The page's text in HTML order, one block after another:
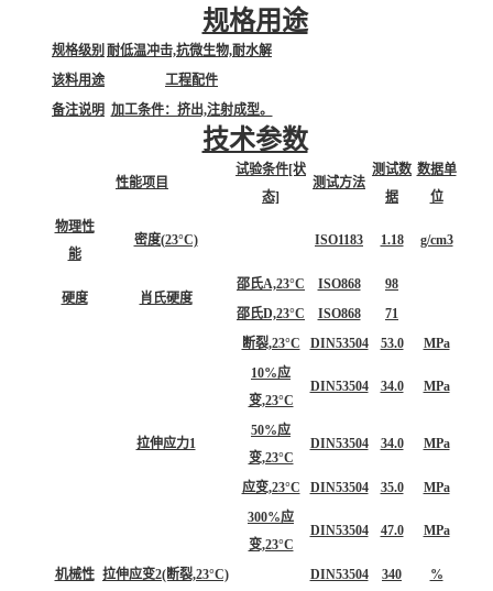
规格用途
规格级别 耐低温冲击,抗微生物,耐水解
该料用途
工程配件
备注说明 加工条件：挤出,注射成型。
技术参数
性能项目
试验条件[状
态]
测试方法
测试数
据
数据单
位
物理性
能
密度(23°C) ISO1183 1.18 g/cm3
硬度 肖氏硬度
邵氏A,23°C ISO868
98
邵氏D,23°C
ISO868 71
机械性
拉伸应力1
断裂,23°C DIN53504 53.0
MPa
10%应
变,23°C
DIN53504 34.0 MPa
50%应
变,23°C
DIN53504 34.0 MPa
应变,23°C DIN53504 35.0
MPa
300%应
变,23°C
DIN53504 47.0 MPa
拉伸应变2(断裂,23°C) DIN53504 340 %